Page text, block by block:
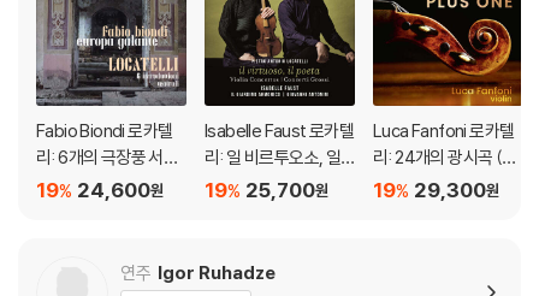
Fabio Biondi 로카텔
리: 6개의 극장풍 서곡,
바이올린 협주곡 A장
erto per violino e arc
24,600원
19%
Isabelle Faust 로카텔
리: 일 비르투오소, 일
포에타 (Locatelli:l Vir
25,700원
19%
Luca Fanfoni 로카텔
리: 24개의 광시곡 (Lo
catelli: 24 Capricci O
29,300원
19%
연주 Igor Ruhadze